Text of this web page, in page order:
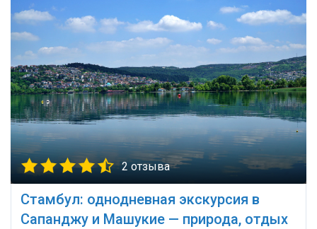
2 отзыва
Стамбул: однодневная экскурсия в
Сапанджу и Машукие — природа, отдых